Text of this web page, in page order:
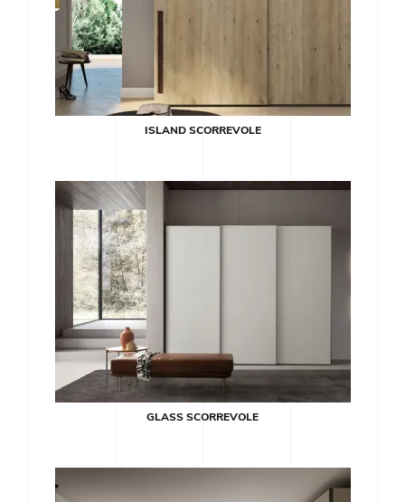
ISLAND SCORREVOLE
GLASS SCORREVOLE